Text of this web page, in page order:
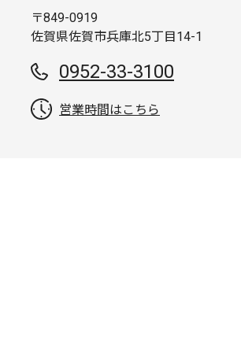
〒849-0919
佐賀県佐賀市兵庫北5丁目14-1
0952-33-3100
営業時間はこちら